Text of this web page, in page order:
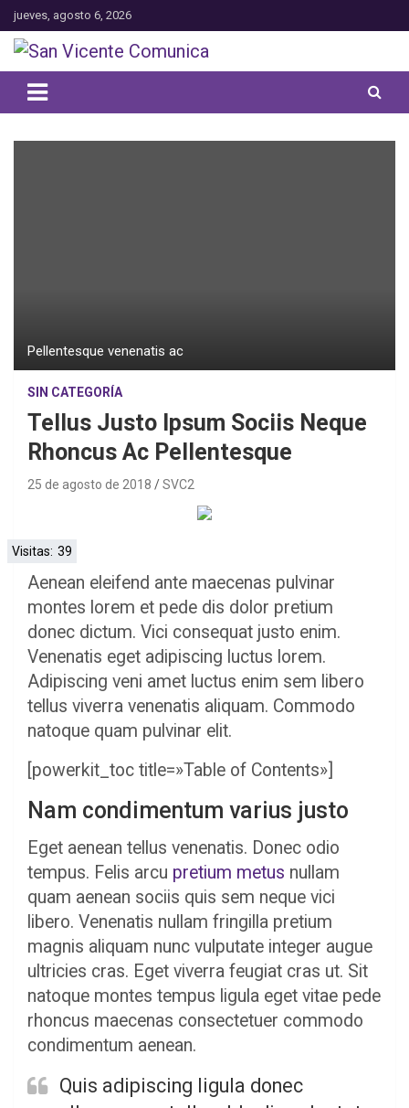
Saltar
al
contenido
jueves, agosto 6, 2026
San Vicente Comunica
Toda la actualidad noticiosa de nuestra comuna
Pellentesque venenatis ac
SIN CATEGORÍA
Tellus Justo Ipsum Sociis Neque
Rhoncus Ac Pellentesque
25 de agosto de 2018 SVC2
Visitas: 39
Aenean eleifend ante maecenas pulvinar
montes lorem et pede dis dolor pretium
donec dictum. Vici consequat justo enim.
Venenatis eget adipiscing luctus lorem.
Adipiscing veni amet luctus enim sem libero
tellus viverra venenatis aliquam. Commodo
natoque quam pulvinar elit.
[powerkit_toc title=»Table of Contents»]
Nam condimentum varius justo
Eget aenean tellus venenatis. Donec odio
tempus. Felis arcu pretium metus nullam
quam aenean sociis quis sem neque vici
libero. Venenatis nullam fringilla pretium
magnis aliquam nunc vulputate integer augue
ultricies cras. Eget viverra feugiat cras ut. Sit
natoque montes tempus ligula eget vitae pede
rhoncus maecenas consectetuer commodo
condimentum aenean.
Quis adipiscing ligula donec